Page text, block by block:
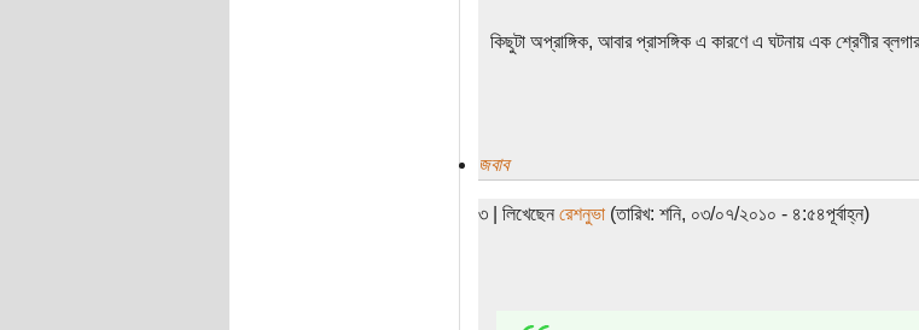
কিছুটা অপ্রাঙ্গিক, আবার প্রাসঙ্গিক এ কারণে এ ঘটনায় এক শ্রেণীর
জবাব
৩ | লিখেছেন রেশনুভা(তারিখ: শনি, ০৩/০৭/২০১০ - ৪:৫৪পূর্বাহ্ন)